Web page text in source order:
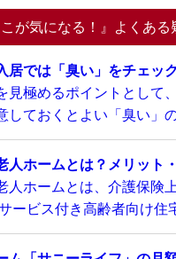
が気になる！』よくある
居では「臭い」をチェッ
見極めるポイントとして
しておくとよい「臭い」
人ホームとは？メリット
人ホームとは、介護保険
ービス付き高齢者向け住